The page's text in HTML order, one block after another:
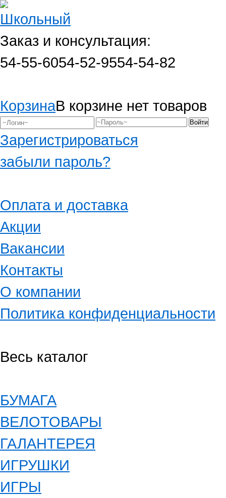
Заказ и консультация:
54-55-6054-52-9554-54-82
КорзинаВ корзине нет товаров
Зарегистрироваться
забыли пароль?
Оплата и доставка
Акции
Вакансии
Контакты
О компании
Политика конфиденциальности
Весь каталог
БУМАГА
ВЕЛОТОВАРЫ
ГАЛАНТЕРЕЯ
ИГРУШКИ
ИГРЫ